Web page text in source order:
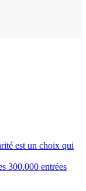
est un choix qui
300.000 entrées